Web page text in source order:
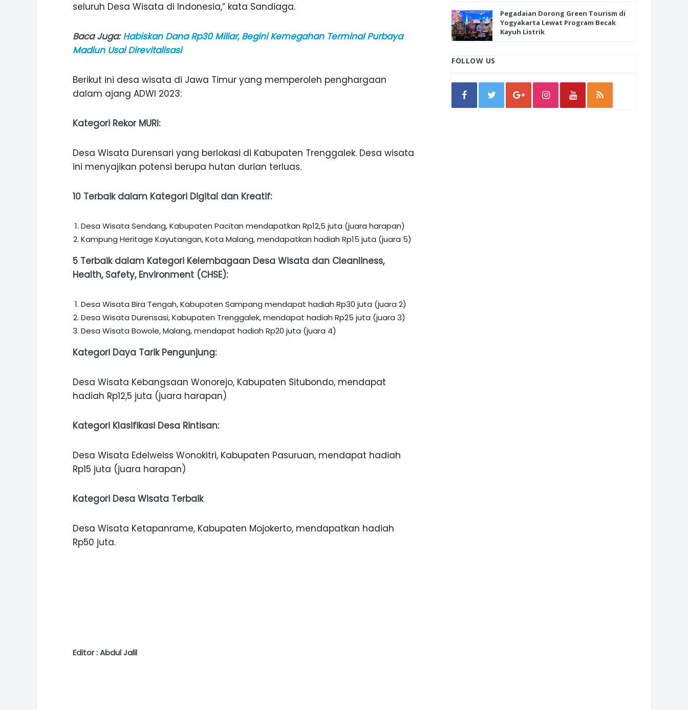
seluruh Desa Wisata di Indonesia,” kata Sandiaga.
Baca Juga:Habiskan Dana Rp30 Miliar, Begini Kemegahan Terminal Purbaya
Madiun Usai Direvitalisasi
Berikut ini desa wisata di Jawa Timur yang memperoleh penghargaan
dalam ajang ADWI 2023:
Kategori Rekor MURI:
Desa Wisata Durensari yang berlokasi di Kabupaten Trenggalek. Desa wisata
ini menyajikan potensi berupa hutan durian terluas.
10 Terbaik dalam Kategori Digital dan Kreatif:
Desa Wisata Sendang, Kabupaten Pacitan mendapatkan Rp12,5 juta (juara harapan)
Kampung Heritage Kayutangan, Kota Malang, mendapatkan hadiah Rp15 juta (juara 5)
5 Terbaik dalam Kategori Kelembagaan Desa Wisata dan Cleanliness,
Health, Safety, Environment (CHSE):
Desa Wisata Bira Tengah, Kabupaten Sampang mendapat hadiah Rp30 juta (juara 2)
Desa Wisata Durensasi, Kabupaten Trenggalek, mendapat hadiah Rp25 juta (juara 3)
Desa Wisata Bowole, Malang, mendapat hadiah Rp20 juta (juara 4)
Kategori Daya Tarik Pengunjung:
Desa Wisata Kebangsaan Wonorejo, Kabupaten Situbondo, mendapat
hadiah Rp12,5 juta (juara harapan)
Kategori Klasifikasi Desa Rintisan:
Desa Wisata Edelweiss Wonokitri, Kabupaten Pasuruan, mendapat hadiah
Rp15 juta (juara harapan)
Kategori Desa Wisata Terbaik
Desa Wisata Ketapanrame, Kabupaten Mojokerto, mendapatkan hadiah
Rp50 juta.
Editor : Abdul Jalil
Pegadaian Dorong Green Tourism di
Yogyakarta Lewat Program Becak
Kayuh Listrik
FOLLOW US